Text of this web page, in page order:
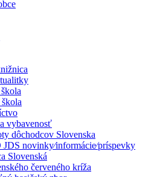
vybavenosť
dôchodcov Slovenska
JDS novinky⁄informácie⁄príspevky
Slovenská
červeného kríža